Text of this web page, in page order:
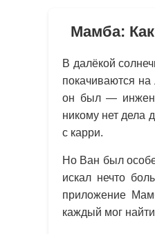
Мамба:
В далёкой
покачиваются
он был —
никому нет дела
с карри.
Но Ван был
искал нечто
приложение
каждый мог